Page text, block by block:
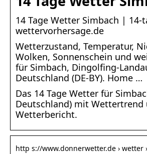
14 Tage Wetter Simbach | 14-
wettervorhersage.de
Wetterzustand, Temperatur,
Wolken, Sonnenschein und
für Simbach, Dingolfing-
Deutschland (DE-BY). Home …
Das 14 Tage Wetter für
Deutschland) mit Wettertrend
Wetterbericht.
http s://www.donnerwetter.de › wetter